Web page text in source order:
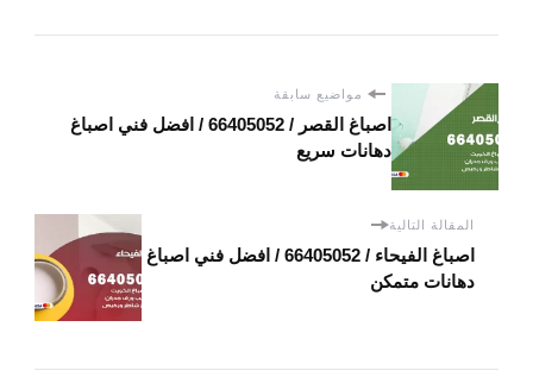
مواضيع سابقة
اصباغ القصر / 66405052 / افضل فني اصباغ
دهانات سريع
المقالة التالية
اصباغ الفيحاء / 66405052 / افضل فني اصباغ
دهانات متمكن